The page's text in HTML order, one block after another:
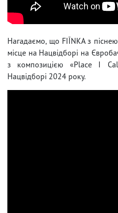
Нагадаємо, що FIЇNKA з
місце на Нацвідборі на
з композицією «Place I
Нацвідборі 2024 року.